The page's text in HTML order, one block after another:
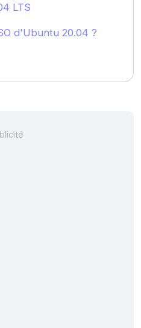
LTS
d'Ubuntu 20.04 ?